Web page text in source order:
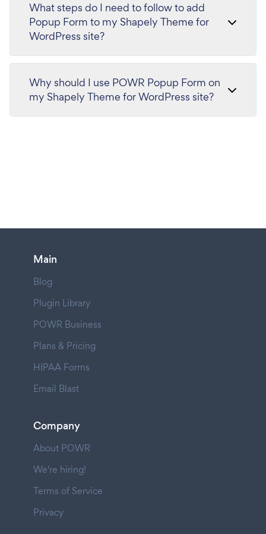
What steps do I need to follow to add
Popup Form to my Shapely Theme for
WordPress site?
Why should I use POWR Popup Form on
my Shapely Theme for WordPress site?
Main
Blog
Plugin Library
POWR Business
Plans & Pricing
HIPAA Forms
Email Blast
Company
About POWR
We're hiring!
Terms of Service
Privacy